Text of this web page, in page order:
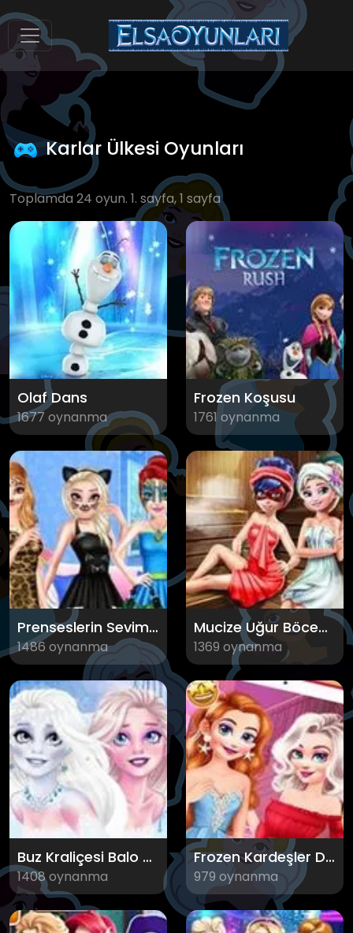
Karlar Ülkesi Oyunları
Toplamda 24 oyun. 1. sayfa, 1 sayfa
Olaf Dans
1677 oynanma
Frozen Koşusu
1761 oynanma
Prenseslerin Sevimli Hayvan Modası
1486 oynanma
Mucize Uğur Böceği ve Elsa Saunada
1369 oynanma
Buz Kraliçesi Balo Makyajı
1408 oynanma
Frozen Kardeşler Daima Beraber
979 oynanma